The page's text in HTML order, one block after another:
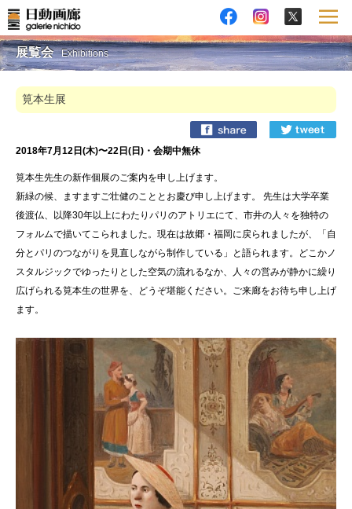
展覧会 Exhibitions
筧本生展
2018年7月12日(木)〜22日(日)・会期中無休
筧本生先生の新作個展のご案内を申し上げます。
新緑の候、ますますご壮健のこととお慶び申し上げます。 先生は大学卒業
後渡仏、以降30年以上にわたりパリのアトリエにて、市井の人々を独特の
フォルムで描いてこられました。現在は故郷・福岡に戻られましたが、「自
分とパリのつながりを見直しながら制作している」と語られます。どこかノ
スタルジックでゆったりとした空気の流れるなか、人々の営みが静かに繰り
広げられる筧本生の世界を、どうぞ堪能ください。ご来廊をお待ち申し上げ
ます。